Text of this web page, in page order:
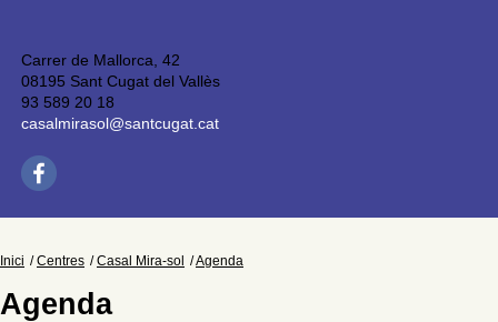
Carrer de Mallorca, 42
08195 Sant Cugat del Vallès
93 589 20 18
casalmirasol@santcugat.cat
Inici Centres Casal Mira-sol Agenda
Agenda